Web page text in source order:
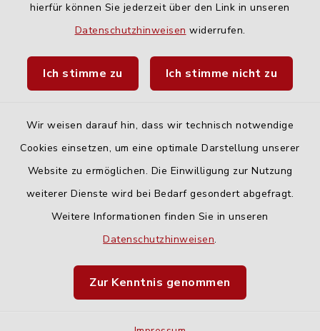
hierfür können Sie jederzeit über den Link in unseren
Datenschutzhinweisen widerrufen.
Ich stimme zu Ich stimme nicht zu
Wir weisen darauf hin, dass wir technisch notwendige
Cookies einsetzen, um eine optimale Darstellung unserer
Website zu ermöglichen. Die Einwilligung zur Nutzung
weiterer Dienste wird bei Bedarf gesondert abgefragt.
Weitere Informationen finden Sie in unseren
Datenschutzhinweisen.
Zur Kenntnis genommen
Quicklinks
Fahrplanauskunft DING
Barrierefreiheit
Impressum